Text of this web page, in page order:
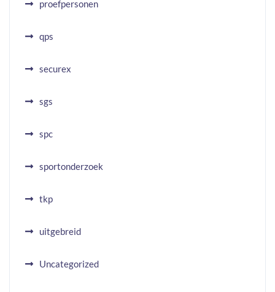
proefpersonen
qps
securex
sgs
spc
sportonderzoek
tkp
uitgebreid
Uncategorized